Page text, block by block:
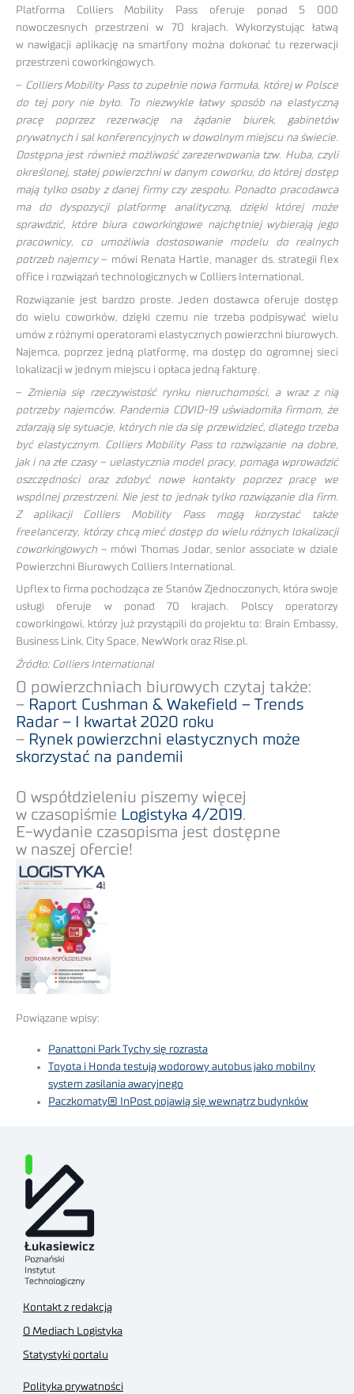
Platforma Colliers Mobility Pass oferuje ponad 5 000
nowoczesnych przestrzeni w 70 krajach. Wykorzystując łatwą
w nawigacji aplikację na smartfony można dokonać tu rezerwacji
przestrzeni coworkingowych.
– Colliers Mobility Pass to zupełnie nowa formuła, której w Polsce
do tej pory nie było. To niezwykle łatwy sposób na elastyczną
pracę poprzez rezerwację na żądanie biurek, gabinetów
prywatnych i sal konferencyjnych w dowolnym miejscu na świecie.
Dostępna jest również możliwość zarezerwowania tzw. Huba, czyli
określonej, stałej powierzchni w danym coworku, do której dostęp
mają tylko osoby z danej firmy czy zespołu. Ponadto pracodawca
ma do dyspozycji platformę analityczną, dzięki której może
sprawdzić, które biura coworkingowe najchętniej wybierają jego
pracownicy, co umożliwia dostosowanie modelu do realnych
potrzeb najemcy– mówi Renata Hartle, manager ds. strategii flex
office i rozwiązań technologicznych w Colliers International.
Rozwiązanie jest bardzo proste. Jeden dostawca oferuje dostęp
do wielu coworków, dzięki czemu nie trzeba podpisywać wielu
umów z różnymi operatorami elastycznych powierzchni biurowych.
Najemca, poprzez jedną platformę, ma dostęp do ogromnej sieci
lokalizacji w jednym miejscu i opłaca jedną fakturę.
– Zmienia się rzeczywistość rynku nieruchomości, a wraz z nią
potrzeby najemców. Pandemia COVID-19 uświadomiła firmom, że
zdarzają się sytuacje, których nie da się przewidzieć, dlatego trzeba
być elastycznym. Colliers Mobility Pass to rozwiązanie na dobre,
jak i na złe czasy – uelastycznia model pracy, pomaga wprowadzić
oszczędności oraz zdobyć nowe kontakty poprzez pracę we
wspólnej przestrzeni. Nie jest to jednak tylko rozwiązanie dla firm.
Z aplikacji Colliers Mobility Pass mogą korzystać także
freelancerzy, którzy chcą mieć dostęp do wielu różnych lokalizacji
coworkingowych – mówi Thomas Jodar, senior associate w dziale
Powierzchni Biurowych Colliers International.
Upflex to firma pochodząca ze Stanów Zjednoczonych, która swoje
usługi oferuje w ponad 70 krajach. Polscy operatorzy
coworkingowi, którzy już przystąpili do projektu to: Brain Embassy,
Business Link, City Space, NewWork oraz Rise.pl.
Źródło: Colliers International
O powierzchniach biurowych czytaj także:
– Raport Cushman & Wakefield – Trends
Radar – I kwartał 2020 roku
– Rynek powierzchni elastycznych może
skorzystać na pandemii
O współdzieleniu piszemy więcej
w czasopiśmie Logistyka 4/2019.
E-wydanie czasopisma jest dostępne
w naszej ofercie!
Powiązane wpisy:
Panattoni Park Tychy się rozrasta
Toyota i Honda testują wodorowy autobus jako mobilny
system zasilania awaryjnego
Paczkomaty® InPost pojawią się wewnątrz budynków
Kontakt z redakcją
O Mediach Logistyka
Statystyki portalu
Polityka prywatności